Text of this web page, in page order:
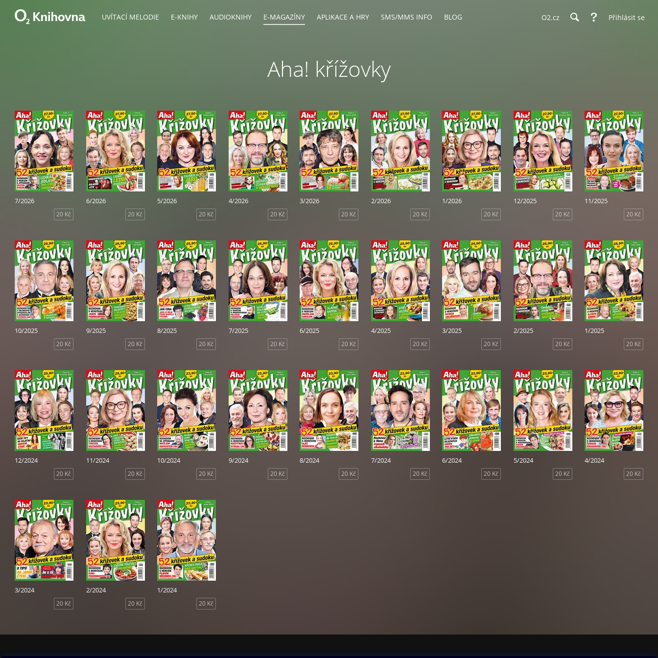
UVÍTACÍ MELODIE E-KNIHY AUDIOKNIHY E-MAGAZÍNY APLIKACE A HRY SMS/MMS INFO BLOG O2.cz Přihlásit se
Aha! křížovky
7/2026
20 Kč
6/2026
20 Kč
5/2026
20 Kč
4/2026
20 Kč
3/2026
20 Kč
2/2026
20 Kč
1/2026
20 Kč
12/2025
20 Kč
11/2025
20 Kč
10/2025
20 Kč
9/2025
20 Kč
8/2025
20 Kč
7/2025
20 Kč
6/2025
20 Kč
4/2025
20 Kč
3/2025
20 Kč
2/2025
20 Kč
1/2025
20 Kč
12/2024
20 Kč
11/2024
20 Kč
10/2024
20 Kč
9/2024
20 Kč
8/2024
20 Kč
7/2024
20 Kč
6/2024
20 Kč
5/2024
20 Kč
4/2024
20 Kč
3/2024
20 Kč
2/2024
20 Kč
1/2024
20 Kč